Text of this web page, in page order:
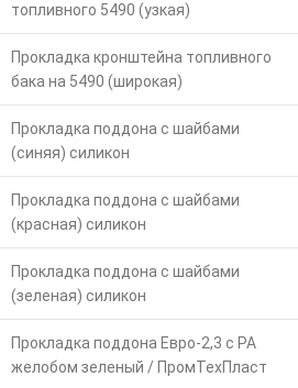
топливного 5490 (узкая)
Прокладка кронштейна топливного
бака на 5490 (широкая)
Прокладка поддона с шайбами
(синяя) силикон
Прокладка поддона с шайбами
(красная) силикон
Прокладка поддона с шайбами
(зеленая) силикон
Прокладка поддона Евро-2,3 с РА
желобом зеленый / ПромТехПласт